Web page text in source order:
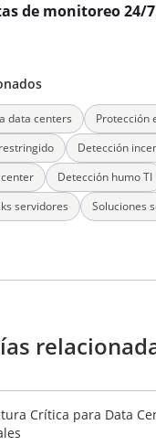
de monitoreo 24/
data centers
Protección
Detección
Detección humo TI
servidores
Soluciones
Crítica para Data